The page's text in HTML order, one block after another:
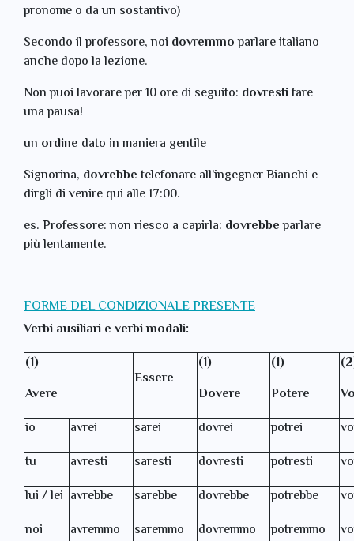
pronome o da un sostantivo)
Secondo il professore, noi dovremmoparlare italiano
anche dopo la lezione.
Non puoi lavorare per 10 ore di seguito: dovrestifare
una pausa!
un ordine dato in maniera gentile
Signorina, dovrebbe telefonare all’ingegner Bianchi e
dirgli di venire qui alle 17:00.
es. Professore: non riesco a capirla: dovrebbeparlare
più lentamente.
FORME DEL CONDIZIONALE PRESENTE
Verbi ausiliari e verbi modali:
(1)
Avere
Essere
(1)
Dovere
(1)
Potere
io
avrei sarei dovrei potrei
tu
avresti saresti dovresti potresti
lui / lei avrebbe sarebbe dovrebbe potrebbe
noi
avremmo saremmo dovremmo potremmo